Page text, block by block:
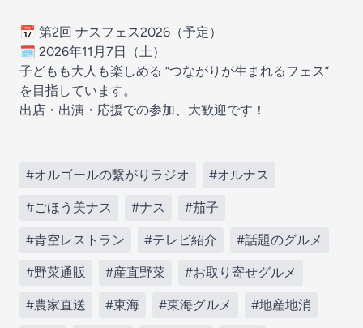
📅 第2回 ナスフェス2026（予定）
🗓 2026年11月7日（土）
子どもも大人も楽しめる “つながりが生まれるフェス”
を目指しています。
出店・出演・応援での参加、大歓迎です！
#オルゴールの繋がりラジオ #オルナス
#ごほう美ナス #ナス #茄子
#青空レストラン #テレビ紹介 #話題のグルメ
#野菜通販 #産直野菜 #お取り寄せグルメ
#農家直送 #東海 #東海グルメ #地産地消